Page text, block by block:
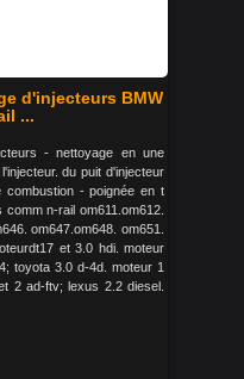
d'injecteurs BMW
...
- nettoyage en une
du puit d'injecteur
- poignée en t
n-rail om611.om612.
om647.om648. om651.
et 3.0 hdi. moteur
toyota 3.0 d-4d. moteur 1
2 ad-ftv; lexus 2.2 diesel.